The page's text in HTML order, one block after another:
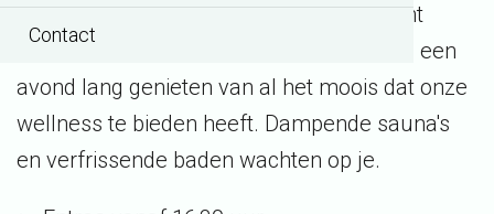
Contact
resort: kies voor een avondentree. Je bent
vanaf 16.30 uur van harte welkom! Dat is een
avond lang genieten van al het moois dat onze
wellness te bieden heeft. Dampende sauna's
en verfrissende baden wachten op je.